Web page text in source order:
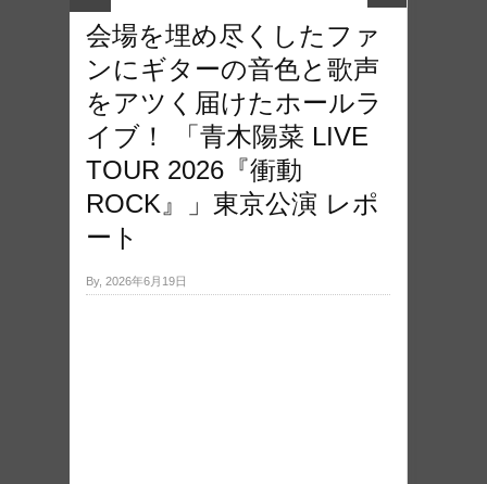
会場を埋め尽くしたファ
ンにギターの音色と歌声
をアツく届けたホールラ
イブ！ 「青木陽菜 LIVE
TOUR 2026『衝動
ROCK』」東京公演 レポ
ート
By, 2026年6月19日